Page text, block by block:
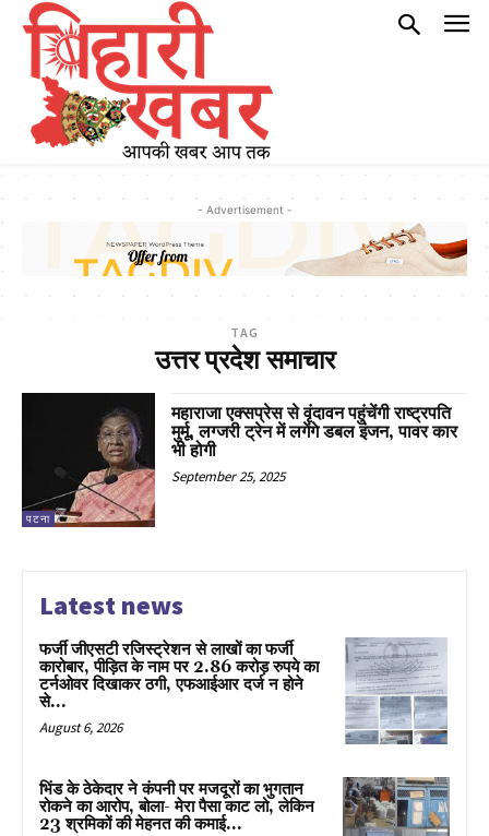
- Advertisement -
TAG
उत्तर प्रदेश समाचार
पटना
महाराजा एक्सप्रेस से वृंदावन पहुंचेंगी राष्ट्रपति
मुर्मू, लग्जरी ट्रेन में लगेंगे डबल इंजन, पावर कार
भी होगी
September 25, 2025
Latest news
फर्जी जीएसटी रजिस्ट्रेशन से लाखों का फर्जी
कारोबार, पीड़ित के नाम पर 2.86 करोड़ रुपये का
टर्नओवर दिखाकर ठगी, एफआईआर दर्ज न होने
से...
August 6, 2026
भिंड के ठेकेदार ने कंपनी पर मजदूरों का भुगतान
रोकने का आरोप, बोला- मेरा पैसा काट लो, लेकिन
23 श्रमिकों की मेहनत की कमाई...